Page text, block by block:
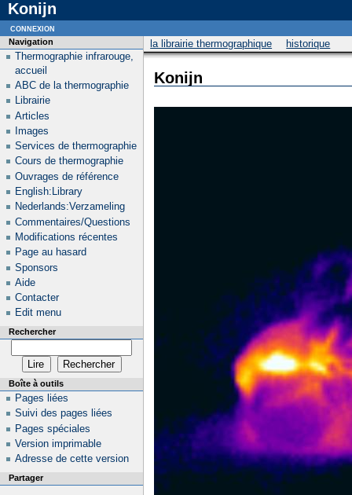
Konijn
la librairie thermographique historique
Konijn
Navigation
Thermographie infrarouge,
accueil
ABC de la thermographie
Librairie
Articles
Images
Services de thermographie
Cours de thermographie
Ouvrages de référence
English:Library
Nederlands:Verzameling
Commentaires/Questions
Modifications récentes
Page au hasard
Sponsors
Aide
Contacter
Edit menu
Rechercher
Boîte à outils
Pages liées
Suivi des pages liées
Pages spéciales
Version imprimable
Adresse de cette version
Partager
connexion